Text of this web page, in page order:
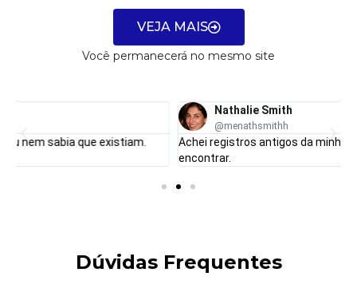
VEJA MAIS
Você permanecerá no mesmo site
Achei registros antigos da minha família que jamais imaginaria
Dúvidas Frequentes